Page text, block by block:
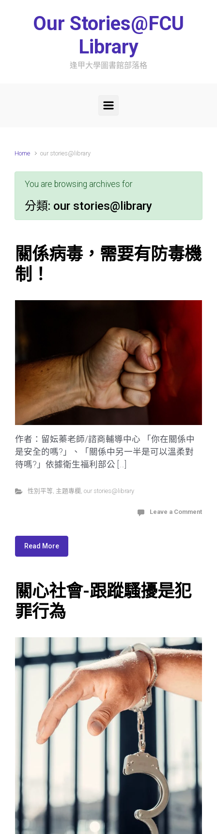
Our Stories@FCU
Library
逢甲大學圖書館部落格
Home our stories@library
You are browsing archives for
分類: our stories@library
關係病毒，需要有防毒機
制！
作者：留妘蓁老師/諮商輔導中心 「你在關係中
是安全的嗎?」、「關係中另一半是可以溫柔對
待嗎?」依據衛生福利部公 […]
性別平等, 主題專欄 , our stories@library
Leave a Comment
Read More
關心社會-跟蹤騷擾是犯
罪行為